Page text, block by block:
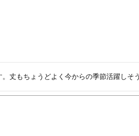
丈もちょうどよく今からの季節活躍しそう